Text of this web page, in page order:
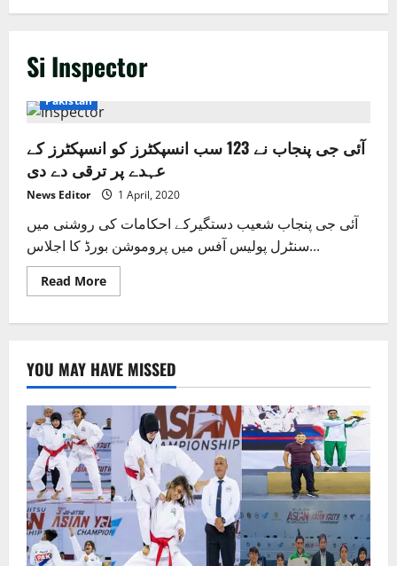
Si Inspector
Crime/Courts Exclusive News
Pakistan
آئی جی پنجاب نے 123 سب انسپکٹرز کو انسپکٹرز کے
عہدے پر ترقی دے دی
News Editor 1 April, 2020
آئی جی پنجاب شعیب دستگیرکے احکامات کی روشنی میں
سنٹرل پولیس آفس میں پروموشن بورڈ کا اجلاس...
Read MoreRead
more
123
سب
انسپکٹرز
کو
انسپکٹرز
کے
عہدے
پر
ترقی
دے
دی
YOU MAY HAVE MISSED